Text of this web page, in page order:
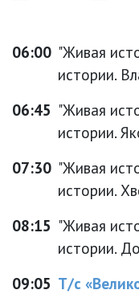
06:00 "Живая
истории.
06:45 "Живая
истории.
07:30 "Живая
истории.
08:15 "Живая
истории.
09:05 Т/с